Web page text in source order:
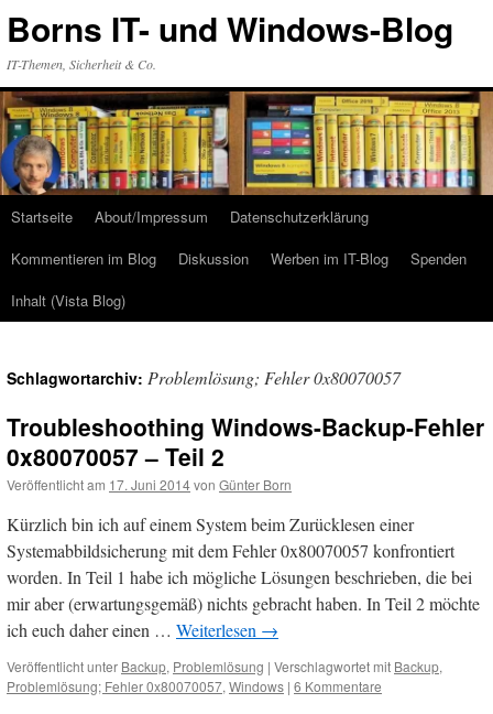
Inhalt
Borns IT- und Windows-Blog
IT-Themen, Sicherheit & Co.
Startseite About/Impressum
Datenschutzerklärung
Kommentieren im Blog
Diskussion Werben im IT-Blog
Spenden
Inhalt (Vista Blog)
Schlagwortarchiv: Problemlösung; Fehler 0x80070057
Troubleshoothing Windows-Backup-Fehler
0x80070057 – Teil 2
Veröffentlicht am 17. Juni 2014von Günter Born
Kürzlich bin ich auf einem System beim Zurücklesen einer
Systemabbildsicherung mit dem Fehler 0x80070057 konfrontiert
worden. In Teil 1 habe ich mögliche Lösungen beschrieben, die bei
mir aber (erwartungsgemäß) nichts gebracht haben. In Teil 2 möchte
ich euch daher einen … Weiterlesen →
Veröffentlicht unter Backup, Problemlösung | Verschlagwortet mit Backup,
Problemlösung; Fehler 0x80070057, Windows | 6 Kommentare